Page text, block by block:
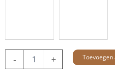
-
Luiertas
+